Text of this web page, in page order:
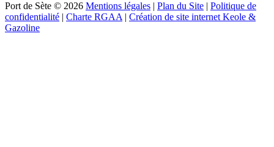
Port de Sète © 2026 Mentions légales | Plan du Site | Politique de
confidentialité | Charte RGAA | Création de site internet Keole &
Gazoline